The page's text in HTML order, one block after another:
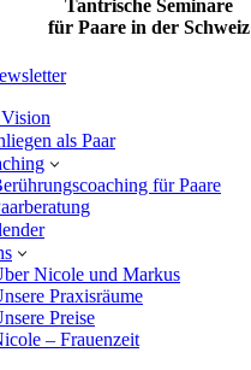
Tantrische Seminare
für Paare in der Schweiz
als Paar
für Paare
Nicole und Markus
Praxisräume
Preise
– Frauenzeit